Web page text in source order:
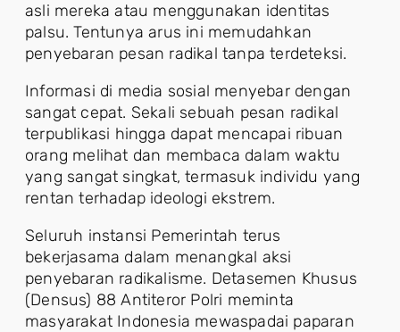
asli mereka atau menggunakan identitas
palsu. Tentunya arus ini memudahkan
penyebaran pesan radikal tanpa terdeteksi.
Informasi di media sosial menyebar dengan
sangat cepat. Sekali sebuah pesan radikal
terpublikasi hingga dapat mencapai ribuan
orang melihat dan membaca dalam waktu
yang sangat singkat, termasuk individu yang
rentan terhadap ideologi ekstrem.
Seluruh instansi Pemerintah terus
bekerjasama dalam menangkal aksi
penyebaran radikalisme. Detasemen Khusus
(Densus) 88 Antiteror Polri meminta
masyarakat Indonesia mewaspadai paparan